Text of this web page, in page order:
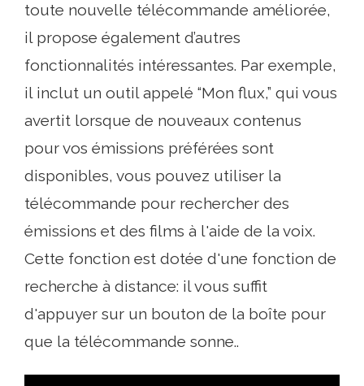
toute nouvelle télécommande améliorée,
il propose également d’autres
fonctionnalités intéressantes. Par exemple,
il inclut un outil appelé “Mon flux,” qui vous
avertit lorsque de nouveaux contenus
pour vos émissions préférées sont
disponibles, vous pouvez utiliser la
télécommande pour rechercher des
émissions et des films à l'aide de la voix.
Cette fonction est dotée d'une fonction de
recherche à distance: il vous suffit
d'appuyer sur un bouton de la boîte pour
que la télécommande sonne..